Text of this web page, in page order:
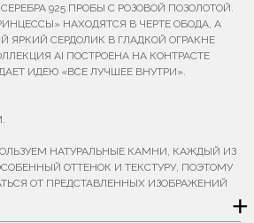
+
925 ПРОБЫ С РОЗОВОЙ ПОЗОЛОТОЙ.
НАХОДЯТСЯ В ЧЕРТЕ ОБОДА, А
ЯРКИЙ СЕРДОЛИК В ГЛАДКОЙ ОГРАКНЕ
AI ПОСТРОЕНА НА КОНТРАСТЕ
ИДЕЮ «ВСЕ ЛУЧШЕЕ ВНУТРИ».
НАТУРАЛЬНЫЕ КАМНИ, КАЖДЫЙ ИЗ
ОТТЕНОК И ТЕКСТУРУ, ПОЭТОМУ
ОТ ПРЕДСТАВЛЕННЫХ ИЗОБРАЖЕНИЙ